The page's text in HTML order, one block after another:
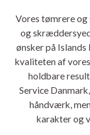
Vores tømrere og
og
ønsker på
kvaliteten af
holdbare
Service
håndværk,
karakter og